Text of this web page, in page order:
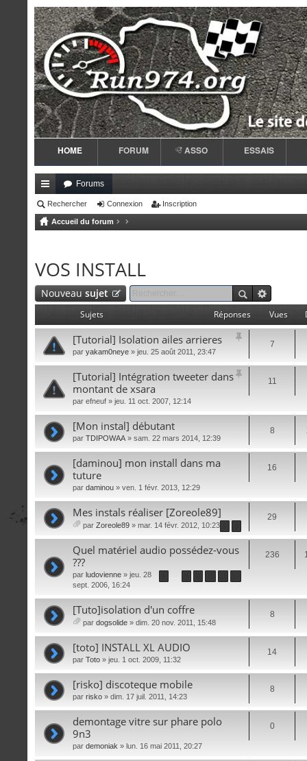
HOME FORUM ASSO ESSAIS
ac
co
ci
s
Forums
Rechercher Connexion Inscription
Accueil du forum
VOS INSTALL
Nouveau sujet
Sujets Réponses Vues
[Tutorial] Isolation ailes arrieres
par yakam0neye » jeu. 25 août 2011, 23:47
7
[Tutorial] Intégration tweeter dans
montant de xsara
par efneuf » jeu. 11 oct. 2007, 12:14
11
[Mon instal] débutant
par TDIPOWAA » sam. 22 mars 2014, 12:39
8
[daminou] mon install dans ma
tuture
par daminou » ven. 1 févr. 2013, 12:29
16
Mes instals réaliser [Zoreole89]
ce
s
joi
nt
es
par Zoreole89 » mar. 14 févr. 2012, 10:23
29
Quel matériel audio possédez-vous
???
par ludovienne » jeu. 28
sept. 2006, 16:24
236
[Tuto]isolation d'un coffre
ce
s
joi
nt
es
par dogsolide » dim. 20 nov. 2011, 15:48
8
[toto] INSTALL XL AUDIO
par Toto » jeu. 1 oct. 2009, 11:32
14
[risko] discoteque mobile
par risko » dim. 17 juil. 2011, 14:23
8
demontage vitre sur phare polo
9n3
par demoniak » lun. 16 mai 2011, 20:27
0